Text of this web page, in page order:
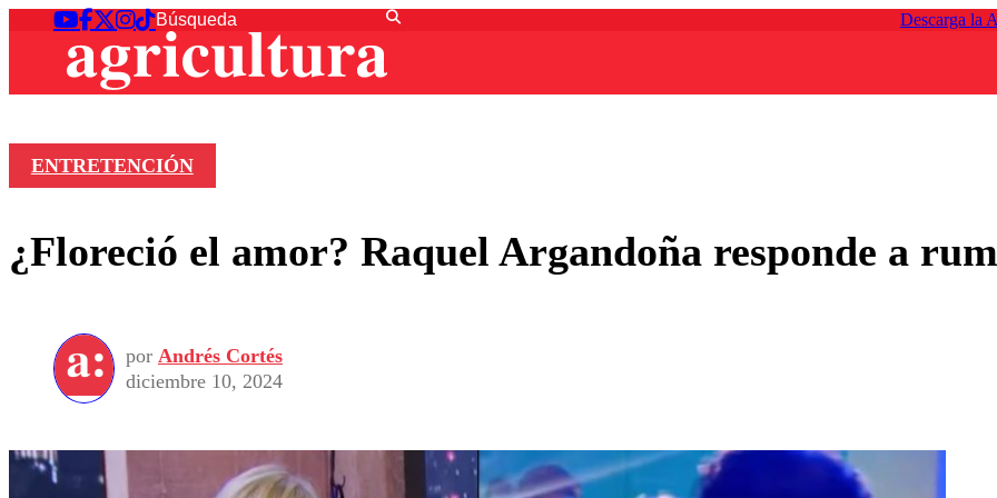
Descarga la
ENTRETENCIÓN
¿Floreció el amor? Raquel Argandoña responde a
por Andrés Cortés
diciembre 10, 2024